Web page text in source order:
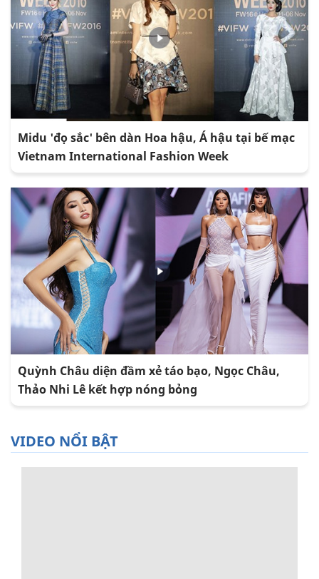
Midu 'đọ sắc' bên dàn Hoa hậu, Á hậu tại bế mạc
Vietnam International Fashion Week
Quỳnh Châu diện đầm xẻ táo bạo, Ngọc Châu,
Thảo Nhi Lê kết hợp nóng bỏng
VIDEO NỔI BẬT